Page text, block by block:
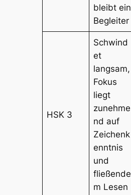
bleibt ein
Begleiter
HSK 3
Schwind
et
langsam,
Fokus
liegt
zunehme
nd auf
Zeichenk
enntnis
und
fließende
m Lesen